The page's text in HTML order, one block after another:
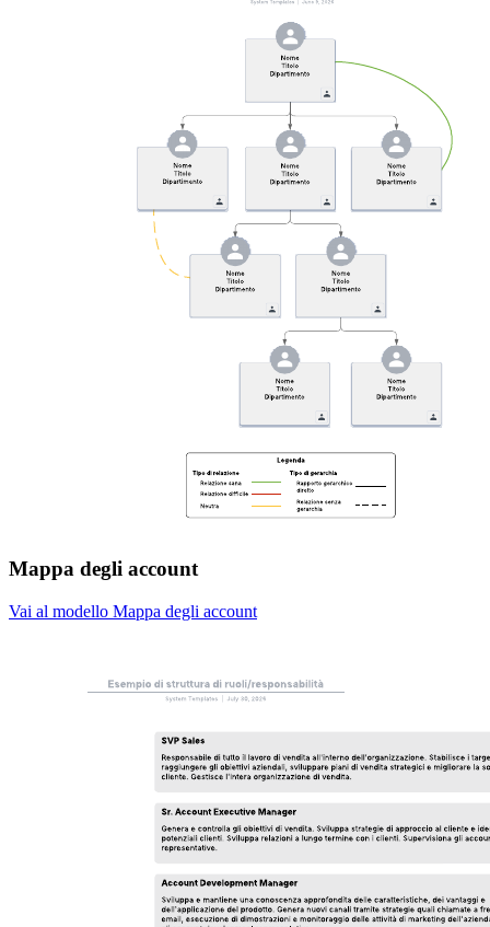
Mappa degli account
Vai al modello Mappa degli account